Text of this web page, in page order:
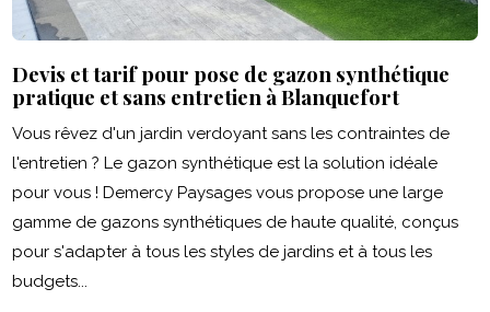
Devis et tarif pour pose de gazon synthétique
pratique et sans entretien à Blanquefort
Vous rêvez d'un jardin verdoyant sans les contraintes de
l'entretien ? Le gazon synthétique est la solution idéale
pour vous ! Demercy Paysages vous propose une large
gamme de gazons synthétiques de haute qualité, conçus
pour s'adapter à tous les styles de jardins et à tous les
budgets...